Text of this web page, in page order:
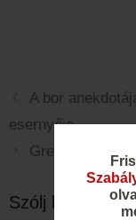
A bor
esernyője
Gregorics Pál
Szólj hozzá!